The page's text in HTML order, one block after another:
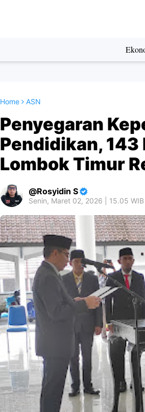
Home ASN
Penyegaran
Pendidikan, 143
Lombok Timur
Rosyidin S
Senin, Maret 02, 2026 | 15.05 WIB